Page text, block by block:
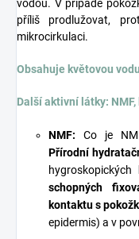
vodou. V případě
příliš prodlužovat,
mikrocirkulaci.
Obsahuje květovou
Další aktivní látky:
NMF: Co je
Přírodní
hygroskopických
schopných
kontaktu s
epidermis) a v